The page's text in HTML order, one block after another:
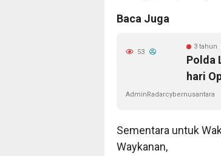
Baca Juga
3 tahun
Polda
hari
53
AdminRadarcybernusantara
Sementara untuk
Waykanan,